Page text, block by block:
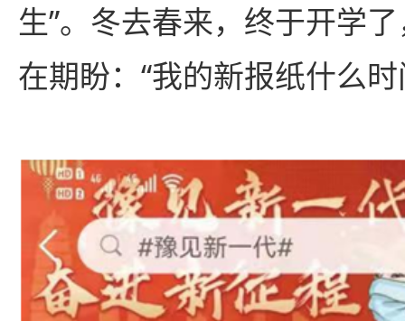
生”。冬去春来，终于开学
在期盼：“我的新报纸什么